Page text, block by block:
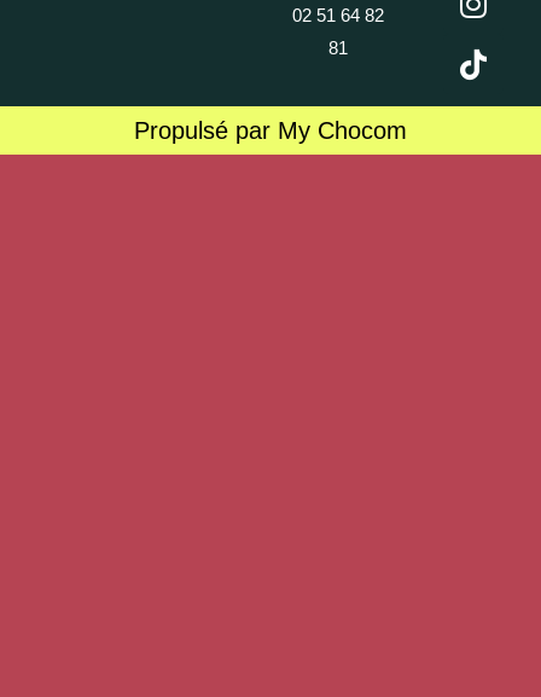
02 51 64 82
81
Propulsé par My Chocom